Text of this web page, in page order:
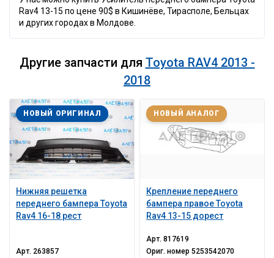
Rav4 13-15 по цене 90$ в Кишинёве, Тирасполе, Бельцах
и других городах в Молдове.
Другие запчасти для Toyota RAV4 2013 -
2018
Нижняя решетка
переднего бампера Toyota
Rav4 16-18 рест
НОВЫЙ ОРИГИНАЛ
Арт. 263857
Крепление переднего
бампера правое Toyota
Rav4 13-15 дорест
НОВЫЙ АНАЛОГ
Арт.817619
Ориг. номер5253542070